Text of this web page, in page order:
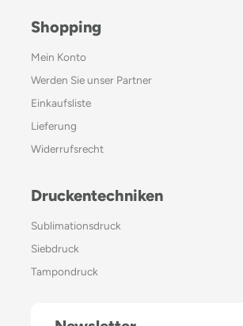
Shopping
Mein Konto
Werden Sie unser Partner
Einkaufsliste
Lieferung
Widerrufsrecht
Druckentechniken
Sublimationsdruck
Siebdruck
Tampondruck